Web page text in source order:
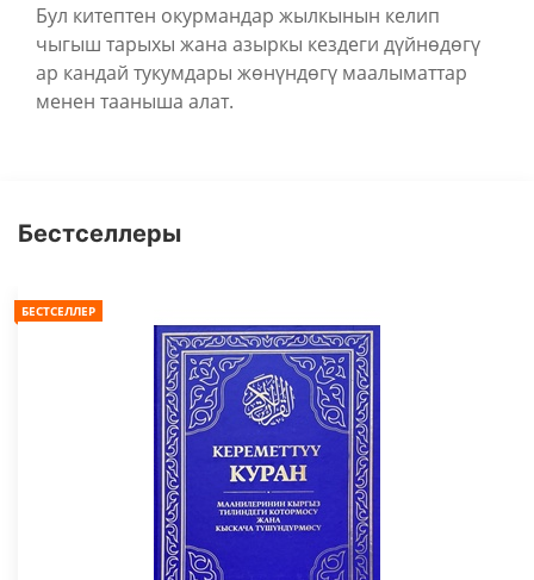
Бул китептен окурмандар жылкынын келип
чыгыш тарыхы жана азыркы кездеги дүйнөдөгү
ар кандай тукумдары жөнүндөгү маалыматтар
менен тааныша алат.
Бестселлеры
БЕСТСЕЛЛЕР